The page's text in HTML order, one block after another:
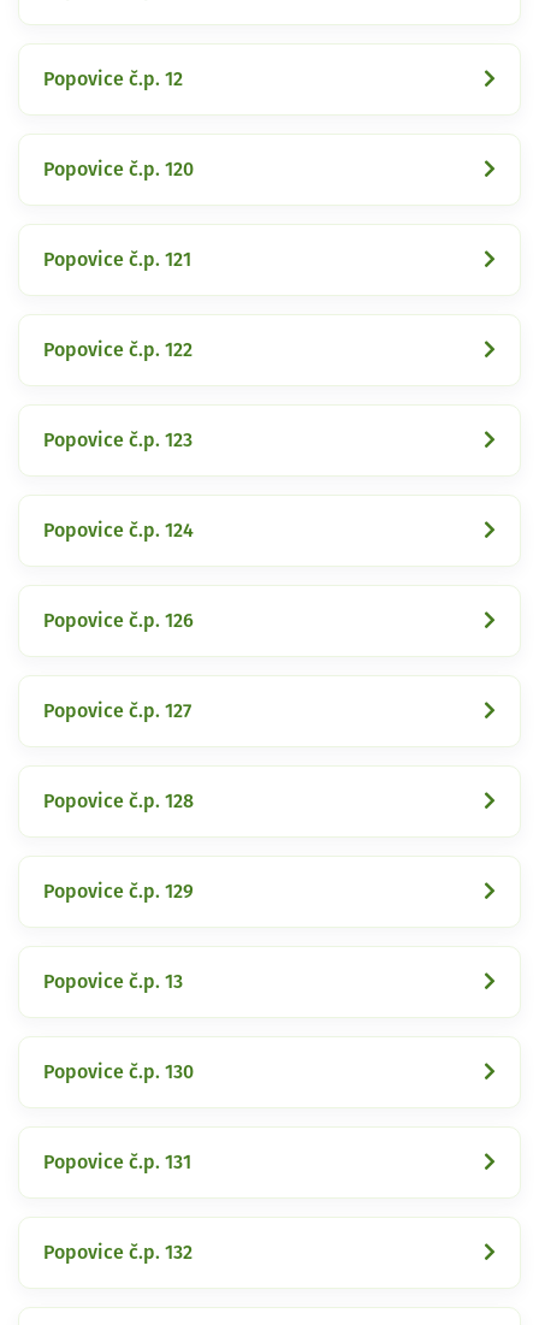
Popovice č.p. 12
Popovice č.p. 120
Popovice č.p. 121
Popovice č.p. 122
Popovice č.p. 123
Popovice č.p. 124
Popovice č.p. 126
Popovice č.p. 127
Popovice č.p. 128
Popovice č.p. 129
Popovice č.p. 13
Popovice č.p. 130
Popovice č.p. 131
Popovice č.p. 132